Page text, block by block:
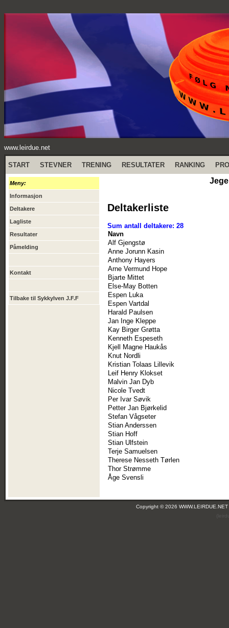
www.leirdue.net
START STEVNER TRENING RESULTATER RANKING
Meny:
Informasjon
Deltakere
Lagliste
Resultater
Påmelding
Kontakt
Tilbake til Sykkylven J.F.F
Deltakerliste
Sum antall deltakere: 28
Navn
Alf Gjengstø
Anne Jorunn Kasin
Anthony Hayers
Arne Vermund Hope
Bjarte Mittet
Else-May Botten
Espen Luka
Espen Vartdal
Harald Paulsen
Jan Inge Kleppe
Kay Birger Grøtta
Kenneth Espeseth
Kjell Magne Haukås
Knut Nordli
Kristian Tolaas Lillevik
Leif Henry Klokset
Malvin Jan Dyb
Nicole Tvedt
Per Ivar Søvik
Petter Jan Bjørkelid
Stefan Vågseter
Stian Anderssen
Stian Hoff
Stian Ulfstein
Terje Samuelsen
Therese Nesseth Tørlen
Thor Strømme
Åge Svensli
Copyright © 2026